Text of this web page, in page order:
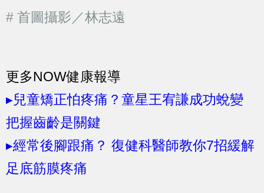
# 首圖攝影／林志遠
更多NOW健康報導
▸兒童矯正怕疼痛？童星王宥謙成功蛻變
把握齒齡是關鍵
▸經常後腳跟痛？ 復健科醫師教你7招緩解
足底筋膜疼痛